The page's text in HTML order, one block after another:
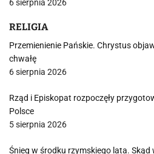
6 sierpnia 2026
RELIGIA
Przemienienie Pańskie. Chrystus
chwałę
6 sierpnia 2026
Rząd i Episkopat rozpoczęły
Polsce
5 sierpnia 2026
Śnieg w środku rzymskiego lata. Skąd